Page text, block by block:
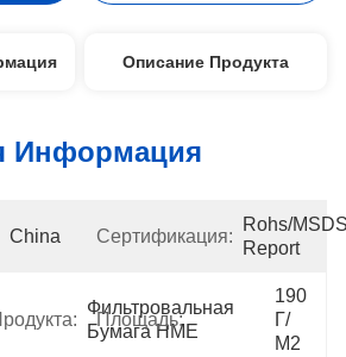
Описание Продукта
Информация
China Сертификация:
Rohs/
Report
Фильтровальная
Бумага HME
Площадь:
190
Г/
М2